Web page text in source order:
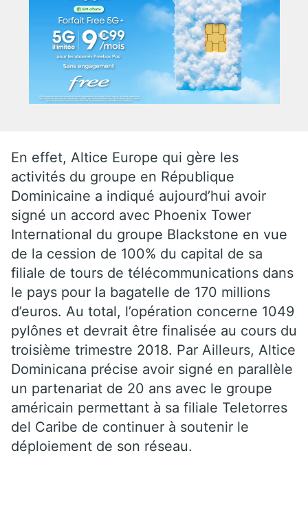
En effet, Altice Europe qui gère les
activités du groupe en République
Dominicaine a indiqué aujourd’hui avoir
signé un accord avec Phoenix Tower
International du groupe Blackstone en vue
de la cession de 100% du capital de sa
filiale de tours de télécommunications dans
le pays pour la bagatelle de 170 millions
d’euros. Au total, l’opération concerne 1049
pylônes et devrait être finalisée au cours du
troisième trimestre 2018. Par Ailleurs, Altice
Dominicana précise avoir signé en parallèle
un partenariat de 20 ans avec le groupe
américain permettant à sa filiale Teletorres
del Caribe de continuer à soutenir le
déploiement de son réseau.